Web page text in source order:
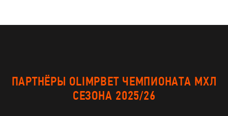
ПАРТНЁРЫ OLIMPBET ЧЕМПИОНАТА МХЛ
СЕЗОНА 2025/26